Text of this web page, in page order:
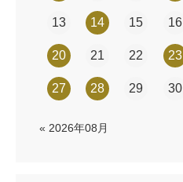
13 14 15 16
20 21 22 23
27 28 29 30
« 2026年08月